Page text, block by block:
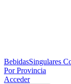
BebidasSingulares
Por Provincia
Acceder